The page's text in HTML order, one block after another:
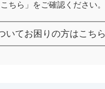
ちら」をご確認ください。
いてお困りの方はこちら